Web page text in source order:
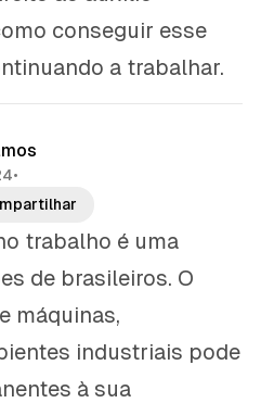
conseguir esse
a trabalhar.
•
trabalho é uma
de brasileiros. O
máquinas,
industriais pode
à sua